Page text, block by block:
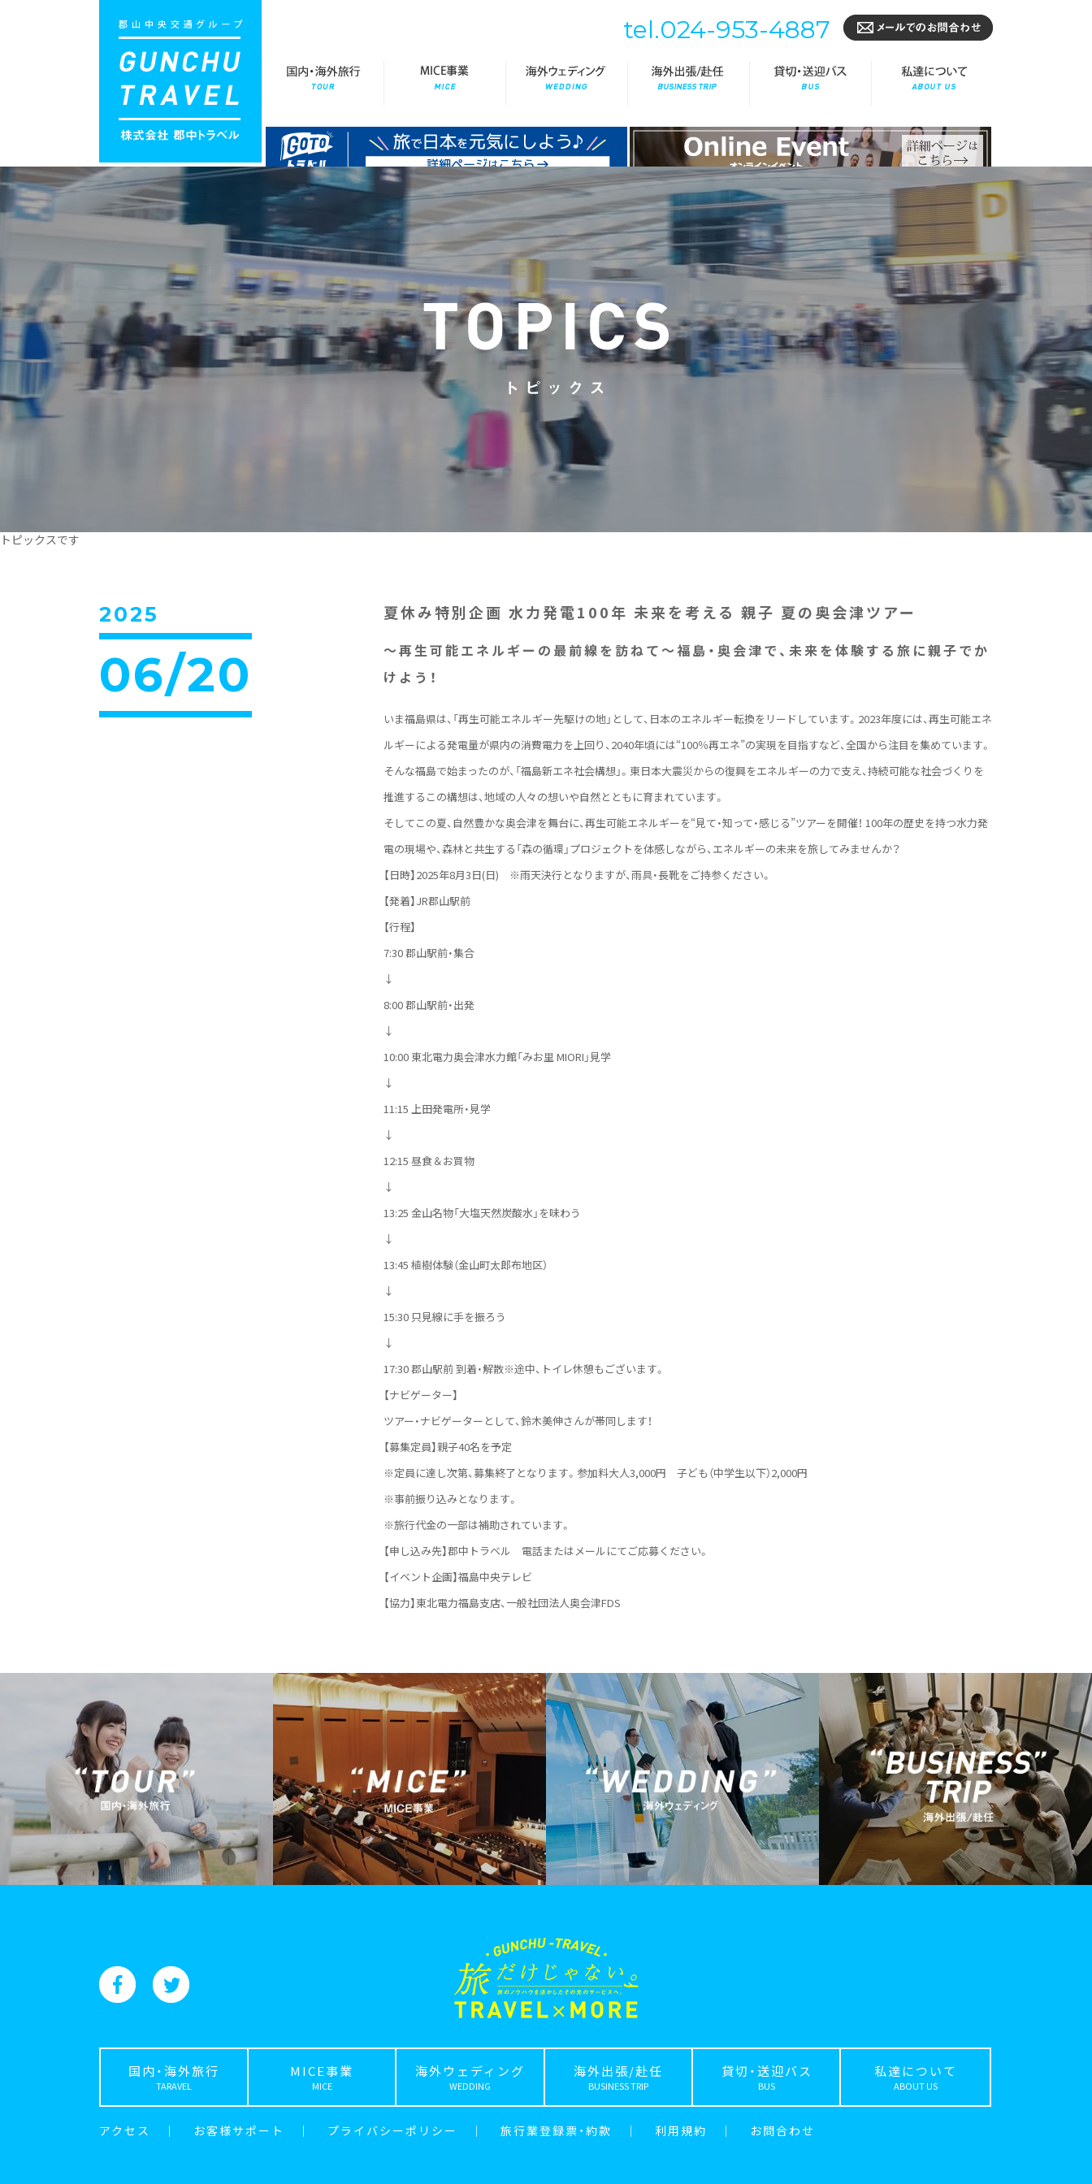
営業時間：9:00〜18:00 tel.024-953-4887
国内・海外旅行 MICE事業 海外ウェディング 海外出張/赴任 貸切・送迎バス
トピックスです
2025
06/20
夏休み特別企画 水力発電100年 未来を考える 親子 夏の奥会津ツアー
～再生可能エネルギーの最前線を訪ねて～福島・奥会津で、未来を体験する旅に親子でか
けよう！
いま福島県は、「再生可能エネルギー先駆けの地」として、日本のエネルギー転換をリードしています。2023年度には、再生可能エネ
ルギーによる発電量が県内の消費電力を上回り、2040年頃には“100％再エネ”の実現を目指すなど、全国から注目を集めています。
そんな福島で始まったのが、「福島新エネ社会構想」。東日本大震災からの復興をエネルギーの力で支え、持続可能な社会づくりを
推進するこの構想は、地域の人々の想いや自然とともに育まれています。
そしてこの夏、自然豊かな奥会津を舞台に、再生可能エネルギーを“見て・知って・感じる”ツアーを開催！ 100年の歴史を持つ水力発
電の現場や、森林と共生する「森の循環」プロジェクトを体感しながら、エネルギーの未来を旅してみませんか？
【日時】2025年8月3日(日) ※雨天決行となりますが、雨具・長靴をご持参ください。
【発着】JR郡山駅前
【行程】
7:30 郡山駅前・集合
↓
8:00 郡山駅前・出発
↓
10:00 東北電力奥会津水力館「みお里 MIORI」見学
↓
11:15 上田発電所・見学
↓
12:15 昼食＆お買物
↓
13:25 金山名物「大塩天然炭酸水」を味わう
↓
13:45 植樹体験（金山町太郎布地区）
↓
15:30 只見線に手を振ろう
↓
17:30 郡山駅前 到着・解散※途中、トイレ休憩もございます。
【ナビゲーター】
ツアー・ナビゲーターとして、鈴木美伸さんが帯同します！
【募集定員】親子40名を予定
※定員に達し次第、募集終了となります。参加料大人3,000円 子ども（中学生以下）2,000円
※事前振り込みとなります。
※旅行代金の一部は補助されています。
【申し込み先】郡中トラベル 電話またはメールにてご応募ください。
【イベント企画】福島中央テレビ
【協力】東北電力福島支店、一般社団法人奥会津FDS
国内・海外旅行
TARAVEL
MICE事業
MICE
海外ウェディング
WEDDING
海外出張/赴任
BUSINESS TRIP
貸切・送迎バス
BUS
私達について
ABOUT US
アクセス ｜ お客様サポート ｜ プライバシーポリシー ｜ 旅行業登録票・約款 ｜ 利用規約 ｜ お問合わせ